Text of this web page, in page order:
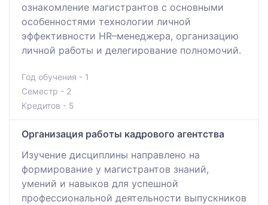
ознакомление магистрантов с основными
особенностями технологии личной
эффективности HR–менеджера, организацию
личной работы и делегирование полномочий.
Год обучения - 1
Семестр - 2
Кредитов - 5
Организация работы кадрового агентства
Изучение дисциплины направлено на
формирование у магистрантов знаний,
умений и навыков для успешной
профессиональной деятельности выпускников